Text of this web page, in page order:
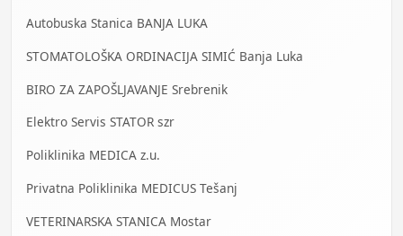
Autobuska Stanica BANJA LUKA
STOMATOLOŠKA ORDINACIJA SIMIĆ Banja Luka
BIRO ZA ZAPOŠLJAVANJE Srebrenik
Elektro Servis STATOR szr
Poliklinika MEDICA z.u.
Privatna Poliklinika MEDICUS Tešanj
VETERINARSKA STANICA Mostar